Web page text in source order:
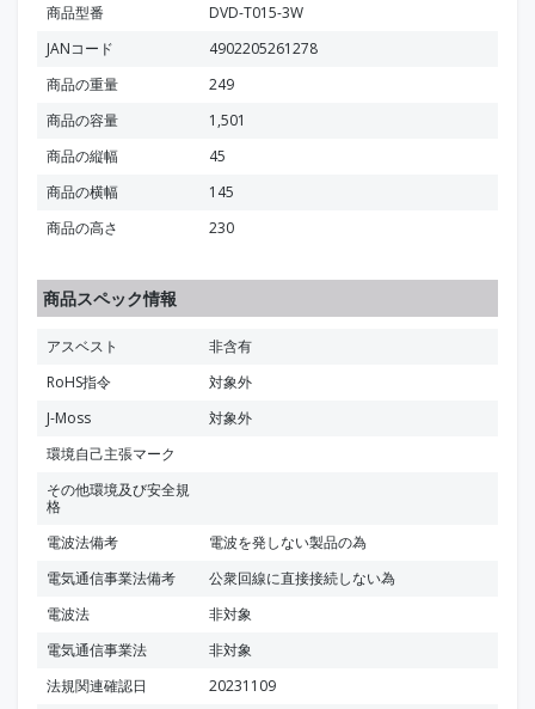
商品型番
DVD-T015-3W
JANコード
4902205261278
商品の重量
249
商品の容量
1,501
商品の縦幅
45
商品の横幅
145
商品の高さ
230
商品スペック情報
アスベスト
非含有
RoHS指令
対象外
J-Moss
対象外
環境自己主張マーク
その他環境及び安全規
格
電波法備考
電波を発しない製品の為
電気通信事業法備考
公衆回線に直接接続しない為
電波法
非対象
電気通信事業法
非対象
法規関連確認日
20231109